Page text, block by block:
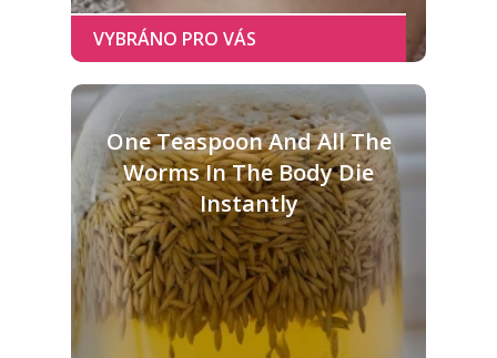
One Teaspoon And All The
Worms In The Body Die
Instantly